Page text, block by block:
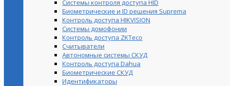
Системы контроля доступа HID
Биометрические и ID решения Suprema
Контроль доступа HIKVISION
Системы домофонии
Контроль доступа ZKTeco
Считыватели
Автономные системы СКУД
Контроль доступа Dahua
Биометрические СКУД
Идентификаторы